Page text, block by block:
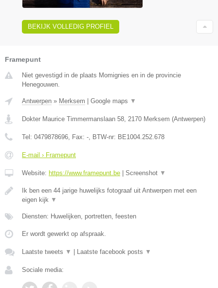
BEKIJK VOLLEDIG PROFIEL
Framepunt
Niet gevestigd in de plaats Momignies en in de provincie
Henegouwen.
Antwerpen » Merksem Google maps ▼
Dokter Maurice Timmermanslaan 58 2170 Merksem (Antwerpen)
Tel: 0479878696 , Fax: - , BTW-nr: BE1004.252.678
E-mail › Framepunt
Website: https://www.framepunt.be Screenshot ▼
Ik ben een 44 jarige huwelijks fotograaf uit Antwerpen met een
eigen kijk ▼
Diensten: Huwelijken, portretten, feesten
Er wordt gewerkt op afspraak.
Laatste tweets ▼ Laatste facebook posts ▼
Sociale media: